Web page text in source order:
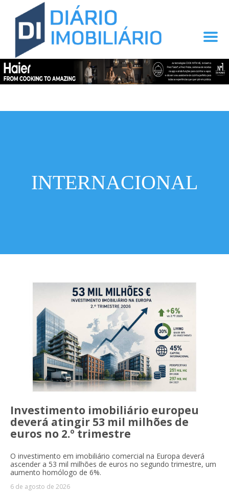
INTERNACIONAL
Investimento imobiliário europeu
deverá atingir 53 mil milhões de
euros no 2.º trimestre
O investimento em imobiliário comercial na Europa deverá
ascender a 53 mil milhões de euros no segundo trimestre, um
aumento homólogo de 6%.
6 de agosto de 2026